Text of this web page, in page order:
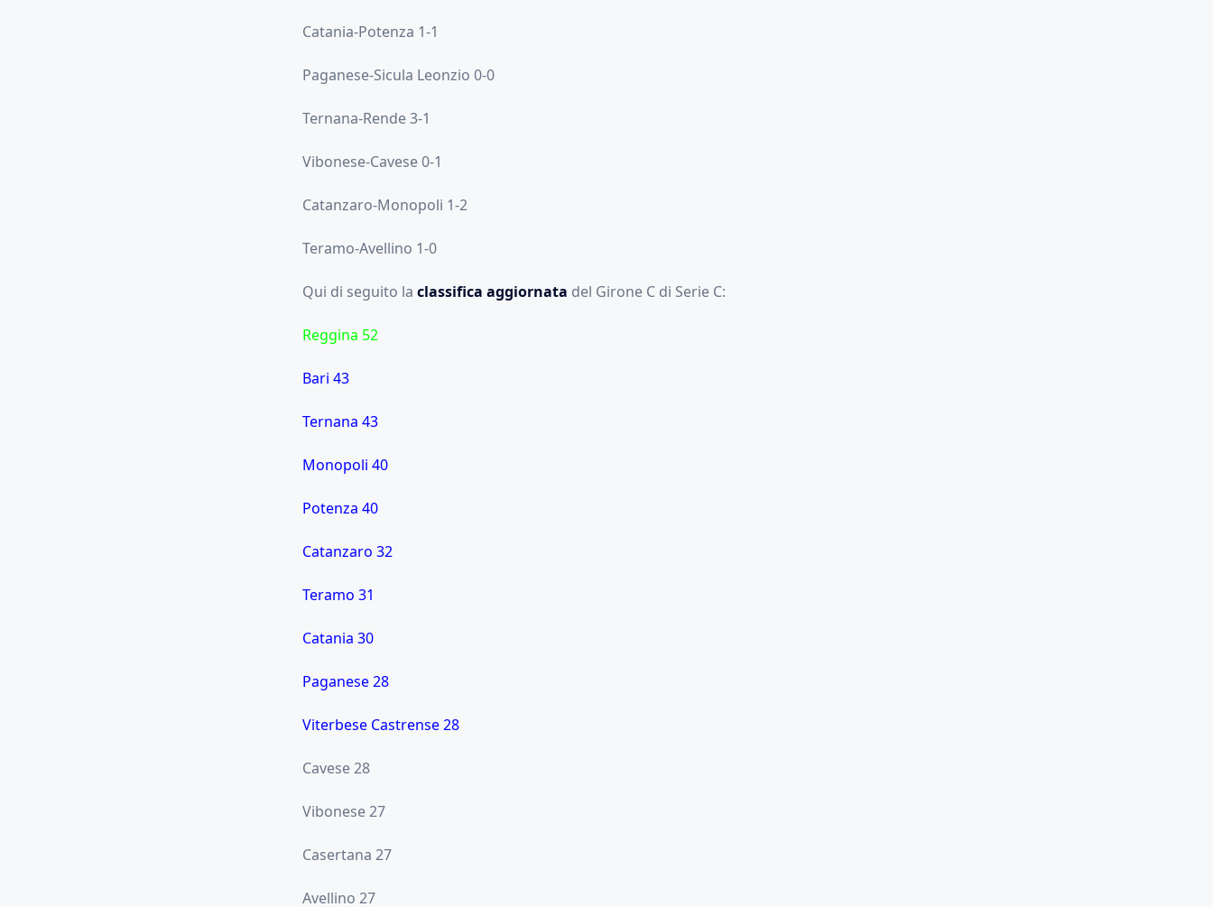
Catania-Potenza 1-1
Paganese-Sicula Leonzio 0-0
Ternana-Rende 3-1
Vibonese-Cavese 0-1
Catanzaro-Monopoli 1-2
Teramo-Avellino 1-0
Qui di seguito la classifica aggiornata del Girone C di Serie C:
Reggina 52
Bari 43
Ternana 43
Monopoli 40
Potenza 40
Catanzaro 32
Teramo 31
Catania 30
Paganese 28
Viterbese Castrense 28
Cavese 28
Vibonese 27
Casertana 27
Avellino 27